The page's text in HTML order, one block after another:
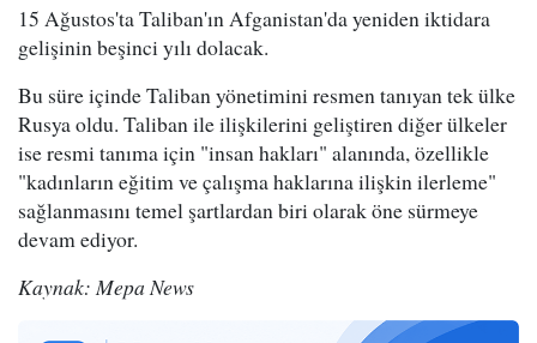
15 Ağustos'ta Taliban'ın Afganistan'da yeniden iktidara
gelişinin beşinci yılı dolacak.
Bu süre içinde Taliban yönetimini resmen tanıyan tek ülke
Rusya oldu. Taliban ile ilişkilerini geliştiren diğer ülkeler
ise resmi tanıma için "insan hakları" alanında, özellikle
"kadınların eğitim ve çalışma haklarına ilişkin ilerleme"
sağlanmasını temel şartlardan biri olarak öne sürmeye
devam ediyor.
Kaynak: Mepa News